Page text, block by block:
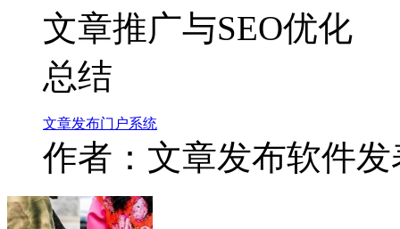
文章推广与SEO优化
总结
文章发布门户系统
作者：文章发布软件发